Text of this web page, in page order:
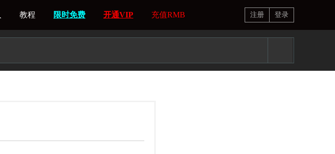
教程 限时免费 开通VIP 充值RMB 注册 登录